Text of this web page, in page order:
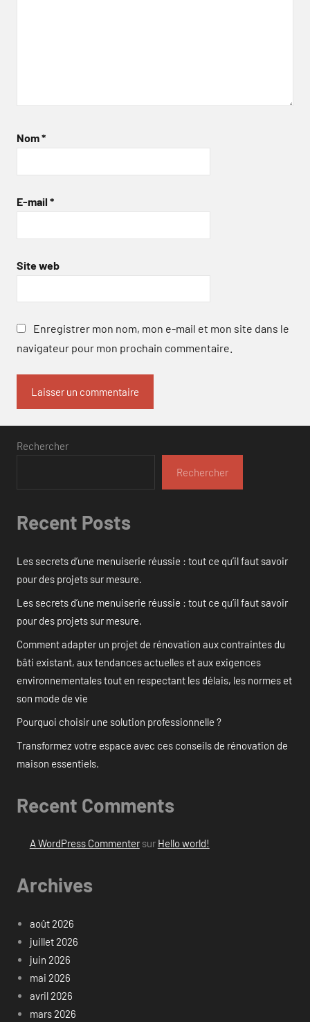
Nom*
E-mail *
Site web
Enregistrer mon nom, mon e-mail et mon site dans le
navigateur pour mon prochain commentaire.
Rechercher
Rechercher
Recent Posts
Les secrets d’une menuiserie réussie : tout ce qu’il faut savoir
pour des projets sur mesure.
Les secrets d’une menuiserie réussie : tout ce qu’il faut savoir
pour des projets sur mesure.
Comment adapter un projet de rénovation aux contraintes du
bâti existant, aux tendances actuelles et aux exigences
environnementales tout en respectant les délais, les normes et
son mode de vie
Pourquoi choisir une solution professionnelle ?
Transformez votre espace avec ces conseils de rénovation de
maison essentiels.
Recent Comments
A WordPress Commentersur Hello world!
Archives
août 2026
juillet 2026
juin 2026
mai 2026
avril 2026
mars 2026